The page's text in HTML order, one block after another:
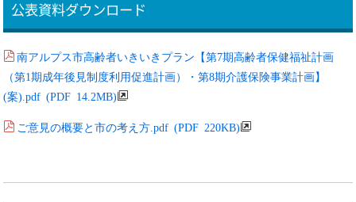
公表資料ダウンロード
南アルプス市高齢者いきいきプラン【第7期高齢者保健福祉計画
（第1期成年後見制度利用促進計画）・第8期介護保険事業計画】
(案).pdf (PDF 14.2MB)
ご意見の概要と市の考え方.pdf (PDF 220KB)